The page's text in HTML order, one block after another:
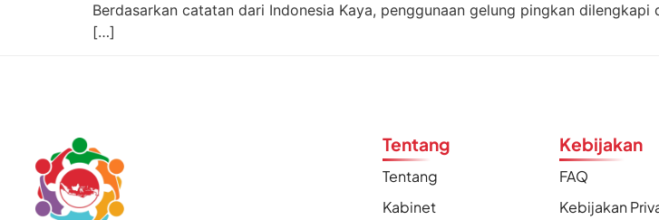
Berdasarkan catatan dari Indonesia Kaya, penggunaan gelung pingkan
[…]
Tentang
Tentang
Kabinet
Kebijakan
FAQ
Kebijakan